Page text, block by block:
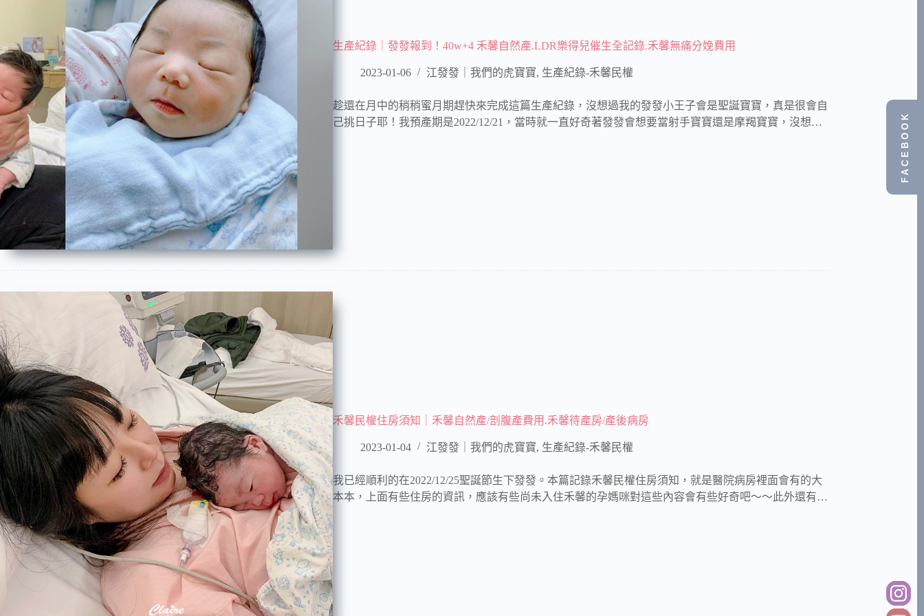
生產紀錄｜發發報到！40w+4 禾馨自然產.LDR樂得兒催生全記錄.禾馨無痛分娩費用
2023-01-06 江發發｜我們的虎寶寶, 生產紀錄-禾馨民權
趁還在月中的稍稍蜜月期趕快來完成這篇生產紀錄，沒想過我的發發小王子會是聖誕寶寶，真是很會自
己挑日子耶！我預產期是2022/12/21，當時就一直好奇著發發會想要當射手寶寶還是摩羯寶寶，沒想…
禾馨民權住房須知｜禾馨自然產/剖腹產費用.禾馨待產房/產後病房
2023-01-04 江發發｜我們的虎寶寶, 生產紀錄-禾馨民權
我已經順利的在2022/12/25聖誕節生下發發。本篇記錄禾馨民權住房須知，就是醫院病房裡面會有的大
本本，上面有些住房的資訊，應該有些尚未入住禾馨的孕媽咪對這些內容會有些好奇吧～～此外還有…
FACEBOOK